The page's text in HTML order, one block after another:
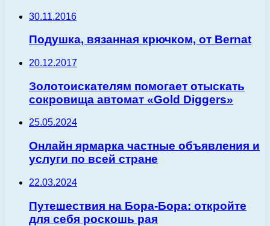
30.11.2016
Подушка, вязанная крючком, от Bernat
20.12.2017
Золотоискателям помогает отыскать
сокровища автомат «Gold Diggers»
25.05.2024
Онлайн ярмарка частные объявления и
услуги по всей стране
22.03.2024
Путешествия на Бора-Бора: откройте
для себя роскошь рая